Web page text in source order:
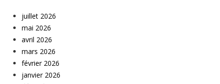
juillet 2026
mai 2026
avril 2026
mars 2026
février 2026
janvier 2026